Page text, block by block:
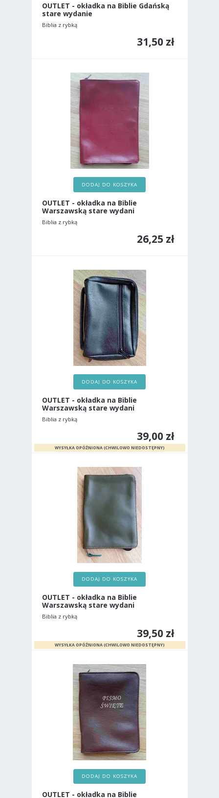
OUTLET - okładka na Biblie Gdańską
stare wydanie
Biblia z rybką
31,50 zł
DODAJ DO KOSZYKA
OUTLET - okładka na Biblie
Warszawską stare wydani
Biblia z rybką
26,25 zł
DODAJ DO KOSZYKA
OUTLET - okładka na Biblie
Warszawską stare wydani
Biblia z rybką
39,00 zł
DODAJ DO KOSZYKA
OUTLET - okładka na Biblie
Warszawską stare wydani
Biblia z rybką
39,50 zł
DODAJ DO KOSZYKA
OUTLET - okładka na Biblie